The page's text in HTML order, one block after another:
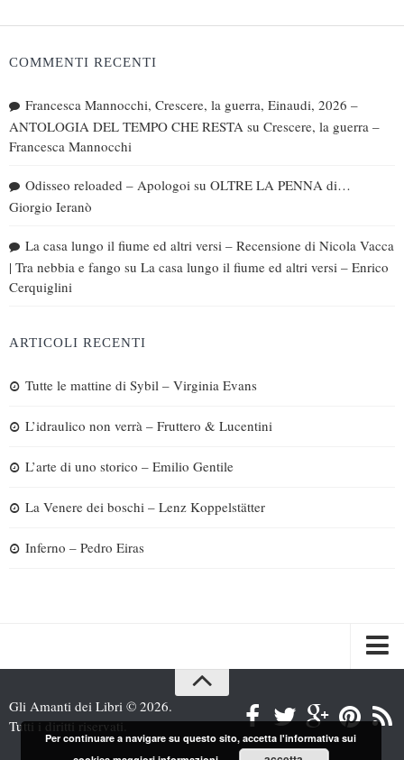
COMMENTI RECENTI
Francesca Mannocchi, Crescere, la guerra, Einaudi, 2026 –
ANTOLOGIA DEL TEMPO CHE RESTA su Crescere, la guerra –
Francesca Mannocchi
Odisseo reloaded – Apologoi su OLTRE LA PENNA di…
Giorgio Ieranò
La casa lungo il fiume ed altri versi – Recensione di Nicola Vacca
| Tra nebbia e fango su La casa lungo il fiume ed altri versi – Enrico
Cerquiglini
ARTICOLI RECENTI
Tutte le mattine di Sybil – Virginia Evans
L’idraulico non verrà – Fruttero & Lucentini
L’arte di uno storico – Emilio Gentile
La Venere dei boschi – Lenz Koppelstätter
Inferno – Pedro Eiras
Recensioni
Interviste & Incontri
Gli Amanti dei Libri © 2026.
Tutti i diritti riservati.
Per continuare a navigare su questo sito, accetta l'informativa sui